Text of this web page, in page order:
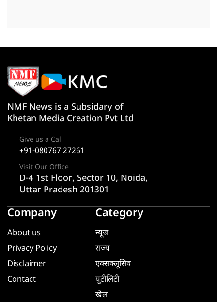
NMF News is a Subsidary of
Khetan Media Creation Pvt Ltd
Give us a Call
+91-080767 27261
Visit Our Office
D-4 1st Floor, Sector 10, Noida,
Uttar Pradesh 201301
Company
About us
Privacy Policy
Disclaimer
Contact
Category
न्यूज
राज्य
एक्सक्लूसिव
यूटीलिटी
खेल